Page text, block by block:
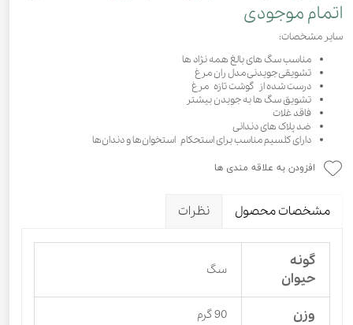
اتمام موجودی
سایر مشخصات:
مناسب سگ های بالغ همه نژاد ها
تشویقی جویدنی مدل ران مرغ
درست شده از گوشت تازه مرغ
تشویق سگ ها به جویدن بیشتر
فاقد غلات
ضد پلاک های دندانی
دارای کلسیم مناسب برای استحکام استخوان‌ها و دندان‌ها
افزودن به علاقه مندی ها
مشخصات محصول نظرات
گونه
حیوان
سگ
وزن 90 گرم